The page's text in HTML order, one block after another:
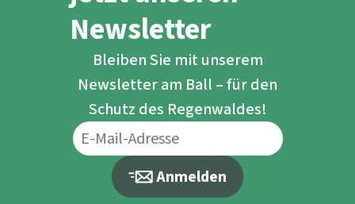
Newsletter
Bleiben Sie mit unserem
Newsletter am Ball – für den
Schutz des Regenwaldes!
Anmelden